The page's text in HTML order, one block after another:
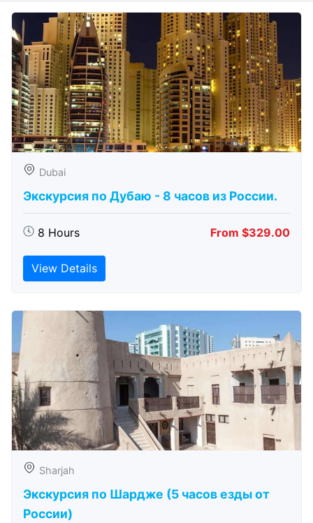
Dubai
Экскурсия по Дубаю - 8 часов из России.
8 Hours From $329.00
View Details
Sharjah
Экскурсия по Шардже (5 часов езды от
России)